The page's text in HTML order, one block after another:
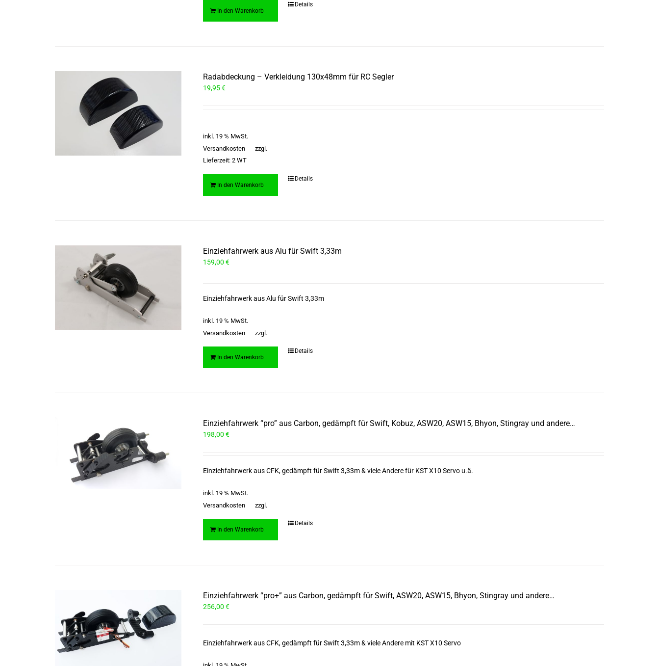
In den Warenkorb
Details
Radabdeckung – Verkleidung 130x48mm für RC Segler
19,95€
inkl. 19 % MwSt.
zzgl.
Versandkosten
Lieferzeit:2 WT
In den Warenkorb
Details
Einziehfahrwerk aus Alu für Swift 3,33m
159,00€
Einziehfahrwerk aus Alu für Swift 3,33m
inkl. 19 % MwSt.
zzgl.
Versandkosten
In den Warenkorb
Details
Einziehfahrwerk “pro” aus Carbon, gedämpft für Swift, Kobuz, ASW20, ASW15, Bhyon, Stingray und andere…
198,00€
Einziehfahrwerk aus CFK, gedämpft für Swift 3,33m & viele Andere für KST X10 Servo u.ä.
inkl. 19 % MwSt.
zzgl.
Versandkosten
In den Warenkorb
Details
Einziehfahrwerk “pro+” aus Carbon, gedämpft für Swift, ASW20, ASW15, Bhyon, Stingray und andere…
256,00€
Einziehfahrwerk aus CFK, gedämpft für Swift 3,33m & viele Andere mit KST X10 Servo